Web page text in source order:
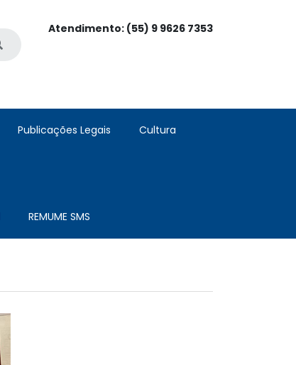
Atendimento: (55) 9 9626 7353
Publicações Legais Cultura
REMUME SMS